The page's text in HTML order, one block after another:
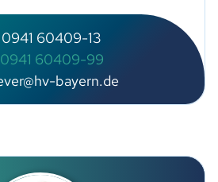
0941 60409-13
0941 60409-99
v r hv-b y rn d